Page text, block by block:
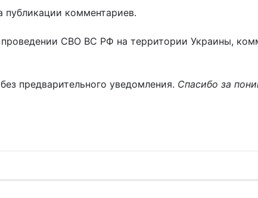
комментариев.
СВО ВС РФ на территории Украины,
предварительного уведомления. Спасибо за